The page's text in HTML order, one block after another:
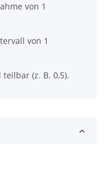
von 1
von 1
(z. B. 0,5).